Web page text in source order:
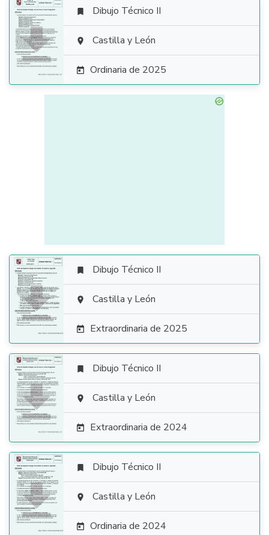

 Dibujo Técnico II
 Castilla y León
 Ordinaria de 2025

 Dibujo Técnico II
 Castilla y León
 Extraordinaria de 2025

 Dibujo Técnico II
 Castilla y León
 Extraordinaria de 2024

 Dibujo Técnico II
 Castilla y León
 Ordinaria de 2024